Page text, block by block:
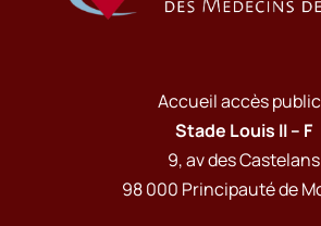
Accueil accès
Stade Louis II – F
9, av des Castelans
98 000 Principauté de